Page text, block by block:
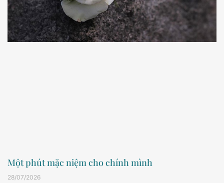
Một phút mặc niệm cho chính mình
28/07/2026